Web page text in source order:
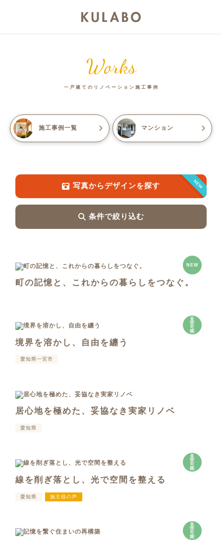
Works
一戸建てのリノベーション施工事例
施工事例一覧 マンション
NEW
写真からデザインを探す
条件で絞り込む
NEW
町の記憶と、これからの暮らしをつなぐ。
見
学
可
能
境界を溶かし、自由を纏う
愛知県一宮市
居心地を極めた、妥協なき実家リノベ
愛知県
見
学
可
能
線を削ぎ落とし、光で空間を整える
愛知県 施主様の声
見
学
可
能